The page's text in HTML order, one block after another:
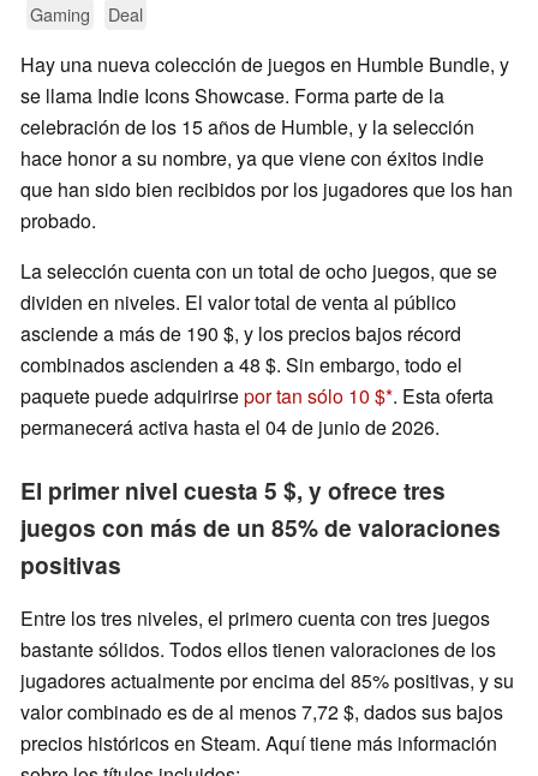
Gaming Deal
Hay una nueva colección de juegos en Humble Bundle, y
se llama Indie Icons Showcase. Forma parte de la
celebración de los 15 años de Humble, y la selección
hace honor a su nombre, ya que viene con éxitos indie
que han sido bien recibidos por los jugadores que los han
probado.
La selección cuenta con un total de ocho juegos, que se
dividen en niveles. El valor total de venta al público
asciende a más de 190 $, y los precios bajos récord
combinados ascienden a 48 $. Sin embargo, todo el
paquete puede adquirirsepor tan sólo 10 $ . Esta oferta
permanecerá activa hasta el 04 de junio de 2026.
El primer nivel cuesta 5 $, y ofrece tres
juegos con más de un 85% de valoraciones
positivas
Entre los tres niveles, el primero cuenta con tres juegos
bastante sólidos. Todos ellos tienen valoraciones de los
jugadores actualmente por encima del 85% positivas, y su
valor combinado es de al menos 7,72 $, dados sus bajos
precios históricos en Steam. Aquí tiene más información